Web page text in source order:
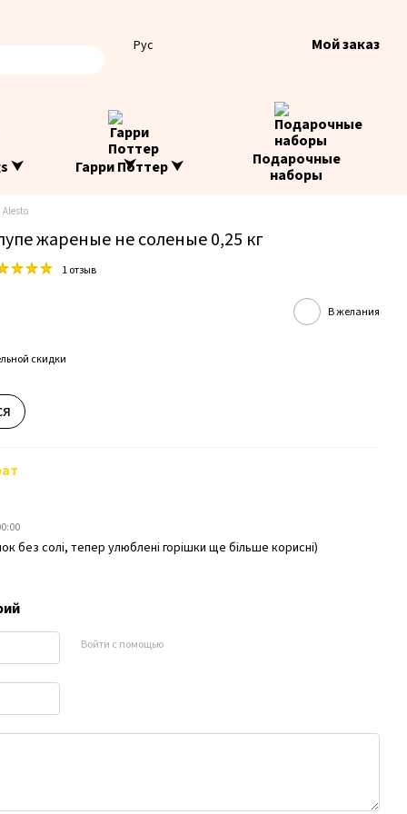
Рус Мой заказ
⮟ Гарри Поттер ⮟
Подарочные
наборы
жареные не соленые 0,25 кг
1 отзыв
В желания
скидки
без солі, тепер улюблені горішки ще більше корисні)
Войти с помощью